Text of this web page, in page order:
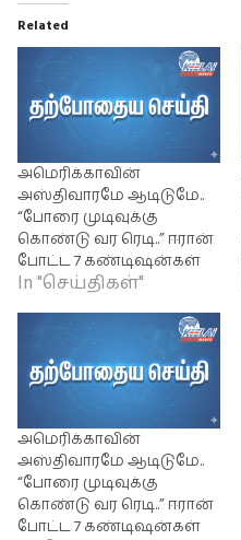
Related
அமெரிக்காவின்
அஸ்திவாரமே ஆடிடுமே..
“போரை முடிவுக்கு
கொண்டு வர ரெடி..” ஈரான்
போட்ட 7 கண்டிஷன்கள்
In "செய்திகள்"
அமெரிக்காவின்
அஸ்திவாரமே ஆடிடுமே..
“போரை முடிவுக்கு
கொண்டு வர ரெடி..” ஈரான்
போட்ட 7 கண்டிஷன்கள்